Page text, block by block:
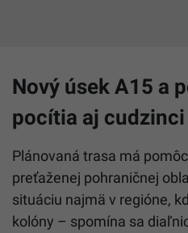
Nový úsek A15 a
pocítia aj cudzinci
Plánovaná trasa má
preťaženej pohraničnej
situáciu najmä v regióne,
kolóny – spomína sa